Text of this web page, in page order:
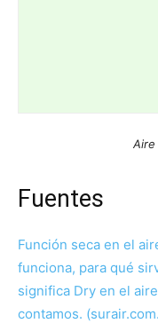
Aire
Fuentes
Función seca en el
funciona, para qué
significa Dry en el
contamos.